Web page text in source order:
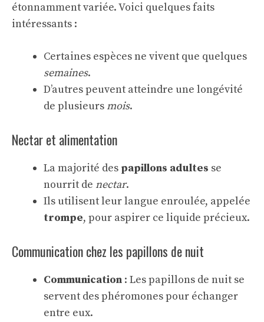
étonnamment variée. Voici quelques faits
intéressants :
Certaines espèces ne vivent que quelques
semaines.
D’autres peuvent atteindre une longévité
de plusieursmois.
Nectar et alimentation
La majorité des papillons adultes se
nourrit de nectar.
Ils utilisent leur langue enroulée, appelée
trompe, pour aspirer ce liquide précieux.
Communication chez les papillons de nuit
Communication : Les papillons de nuit se
servent des phéromones pour échanger
entre eux.